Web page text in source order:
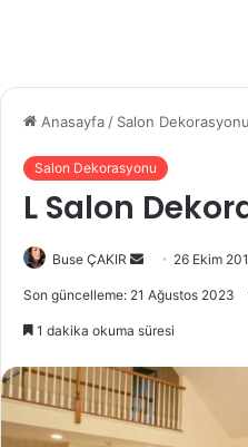
Anasayfa / Salon Dekorasyonu
Salon Dekorasyonu
L Salon
Buse ÇAKIR
e
-
p
o
26 Ekim
Son güncelleme: 21 Ağustos 2023
1 dakika okuma süresi